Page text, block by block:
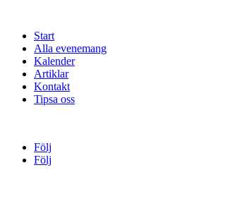
Start
Alla evenemang
Kalender
Artiklar
Kontakt
Tipsa oss
Följ
Följ